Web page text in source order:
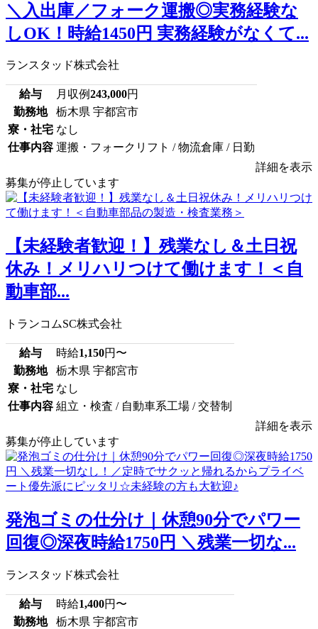
＼入出庫／フォーク運搬◎実務経験な
しOK！時給1450円 実務経験がなくて...
ランスタッド株式会社
給与 月収例243,000円
勤務地
栃木県 宇都宮市
寮・社宅 なし
仕事内容 運搬・フォークリフト / 物流倉庫 / 日勤
詳細を表示
募集が停止しています
【未経験者歓迎！】残業なし＆土日祝
休み！メリハリつけて働けます！＜自
動車部...
トランコムSC株式会社
給与 時給1,150円〜
勤務地
栃木県 宇都宮市
寮・社宅 なし
仕事内容 組立・検査 / 自動車系工場 / 交替制
詳細を表示
募集が停止しています
発泡ゴミの仕分け｜休憩90分でパワー
回復◎深夜時給1750円 ＼残業一切な...
ランスタッド株式会社
給与 時給1,400円〜
勤務地
栃木県 宇都宮市